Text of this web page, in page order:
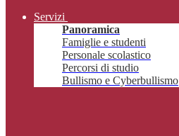
Servizi
Panoramica
Famiglie e studenti
Personale scolastico
Percorsi di studio
Bullismo e Cyberbullismo